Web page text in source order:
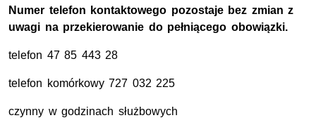
Numer telefon kontaktowego pozostaje bez zmian z
uwagi na przekierowanie do pełniącego obowiązki.
telefon 47 85 443 28
telefon komórkowy 727 032 225
czynny w godzinach służbowych